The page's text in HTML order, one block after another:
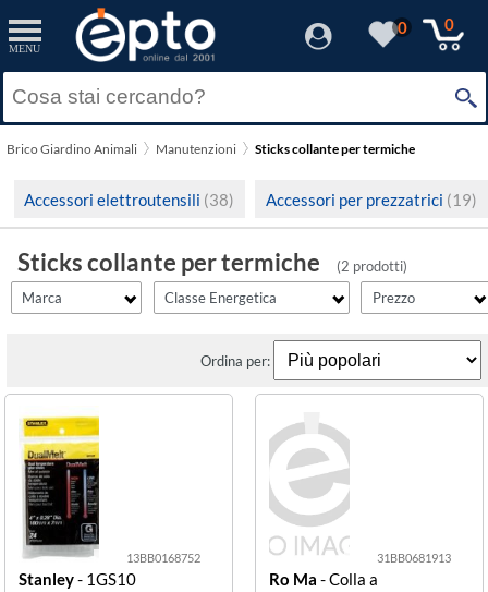
MENU
0 0
Brico Giardino Animali Manutenzioni Sticks collante per termiche
Accessori elettroutensili (38) Accessori per prezzatrici (19)
Sticks collante per termiche
(2 prodotti)
Marca
filter_id
Stanley
Resetta
Classe Energetica
filtro_energy Resetta
Prezzo
filter_fprezzo
Prezzo minimo
Resetta
filter_adds
Solo Promozioni
Visualizza solo le Novità
Resetta
Ordina per:
13BB0168752
Stanley- 1GS10
31BB0681913
Ro Ma - Colla a